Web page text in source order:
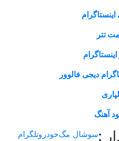
دیجی فالوور
سوشال مگخودروتلگرام